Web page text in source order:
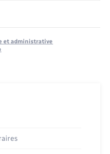
et administrative